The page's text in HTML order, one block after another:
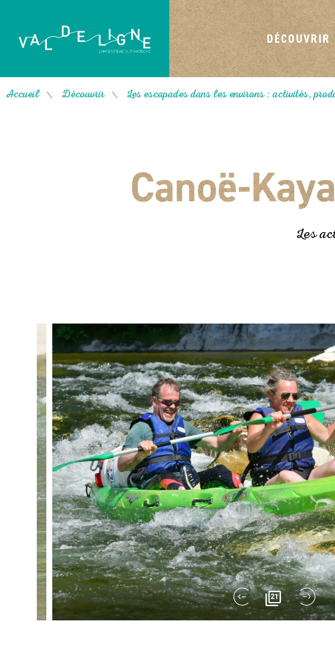
DÉCOUVRIR
Accueil / Découvrir / Les escapades dans les environs : activités,
Canoë-
Les
21